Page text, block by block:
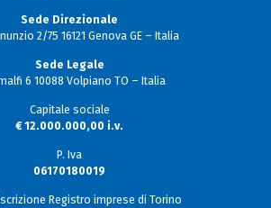
Sede Direzionale
2/75 16121 Genova GE – Italia
Sede Legale
6 10088 Volpiano TO – Italia
Capitale sociale
€ 12.000.000,00 i.v.
P. Iva
06170180019
iscrizione Registro imprese di Torino